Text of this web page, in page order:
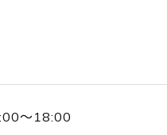
～18:00